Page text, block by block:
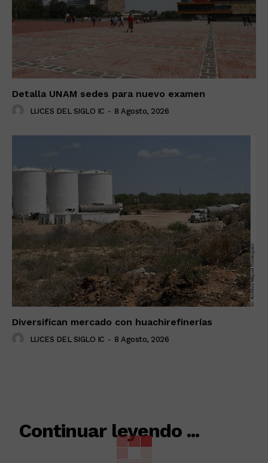
Detalla UNAM sedes para nuevo examen
LUCES DEL SIGLO IC - 8 Agosto, 2026
Diversifican mercado con huachirefinerías
LUCES DEL SIGLO IC - 8 Agosto, 2026
Continuar leyendo ...
RELACIONADO